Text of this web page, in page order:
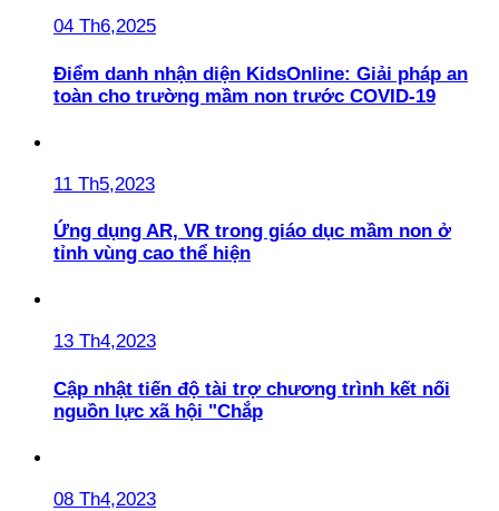
04 Th6,2025
Điểm danh nhận diện KidsOnline: Giải pháp an
toàn cho trường mầm non trước COVID-19
11 Th5,2023
Ứng dụng AR, VR trong giáo dục mầm non ở
tỉnh vùng cao thể hiện
13 Th4,2023
Cập nhật tiến độ tài trợ chương trình kết nối
nguồn lực xã hội "Chắp
08 Th4,2023